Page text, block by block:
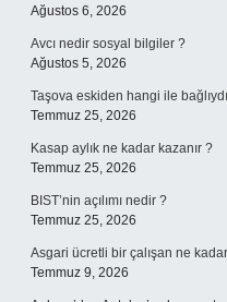
Ağustos 6, 2026
Avcı nedir sosyal bilgiler ?
Ağustos 5, 2026
Taşova eskiden hangi ile
Temmuz 25, 2026
Kasap aylık ne kadar kazanır ?
Temmuz 25, 2026
BIST’nin açılımı nedir ?
Temmuz 25, 2026
Asgari ücretli bir çalışan ne
Temmuz 9, 2026